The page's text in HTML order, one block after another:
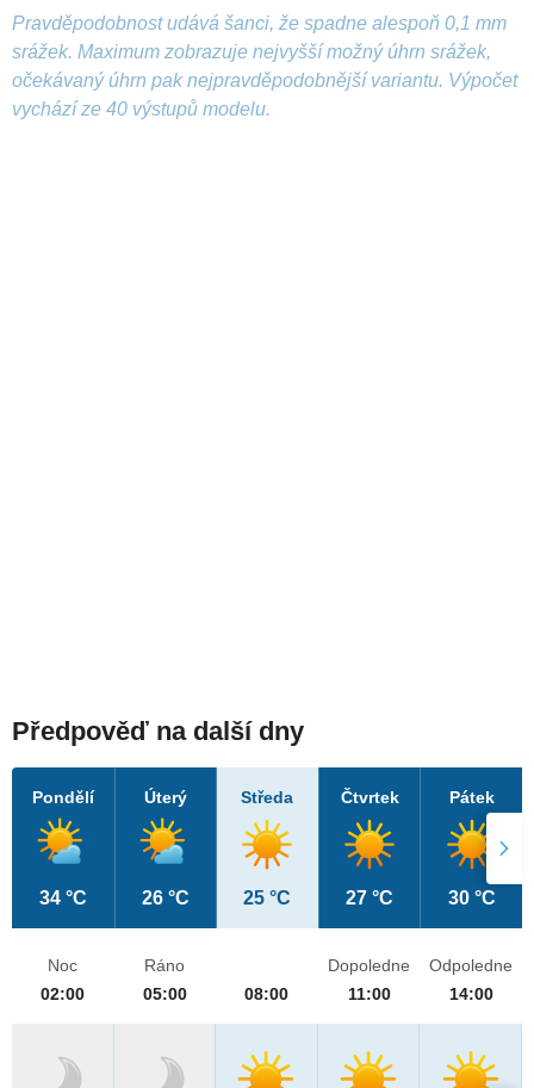
Pravděpodobnost udává šanci, že spadne alespoň 0,1 mm
srážek. Maximum zobrazuje nejvyšší možný úhrn srážek,
očekávaný úhrn pak nejpravděpodobnější variantu. Výpočet
vychází ze 40 výstupů modelu.
Předpověď na další dny
Pondělí
34 °C
Úterý
26 °C
Středa
25 °C
Čtvrtek
27 °C
Pátek
30 °C
Noc
02:00
Ráno
05:00
08:00
Dopoledne
11:00
Odpoledne
14:00